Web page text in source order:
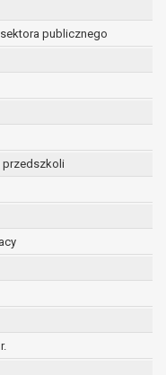
publicznego
przedszkoli
danych
bycia
art. 17 RODO,
do celów,
lub w inny
dotyczą, wniosła
danych
jest podstawą
i nie ma innej
są